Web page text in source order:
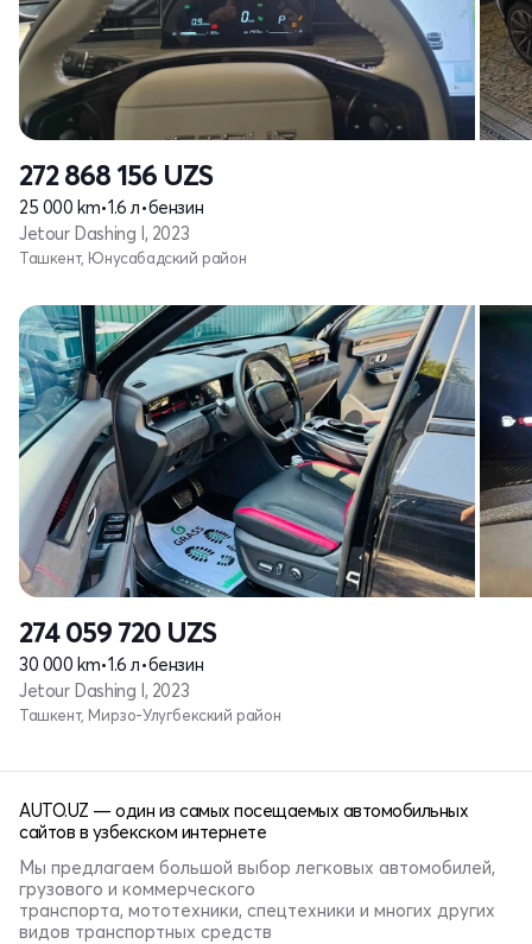
272 868 156 UZS
25 000 km•1.6 л•бензин
Jetour Dashing I, 2023
Ташкент, Юнусабадский район
274 059 720 UZS
30 000 km•1.6 л•бензин
Jetour Dashing I, 2023
Ташкент, Мирзо-Улугбекский район
AUTO.UZ — один из самых посещаемых автомобильных
сайтов в узбекском интернете
Мы предлагаем большой выбор легковых автомобилей,
грузового и коммерческого
транспорта, мототехники, спецтехники и многих других
видов транспортных средств